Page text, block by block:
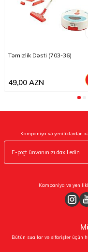
Təmizlik Dəsti (703-36)
49,00 AZN
Kampaniya və yeniliklərdən
Kampaniya və
Bütün suallar və sifarişlər üçün